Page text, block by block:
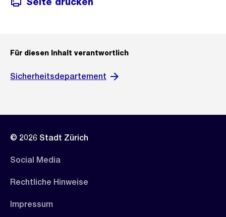
Für diesen Inhalt verantwortlich
Sicherheitsdepartement
© 2026 Stadt Zürich
Social Media
Rechtliche Hinweise
Impressum